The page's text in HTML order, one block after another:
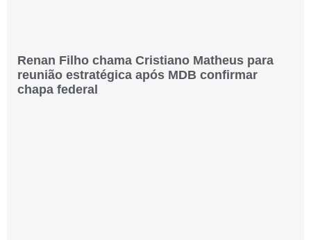
Renan Filho chama Cristiano Matheus para
reunião estratégica após MDB confirmar
chapa federal